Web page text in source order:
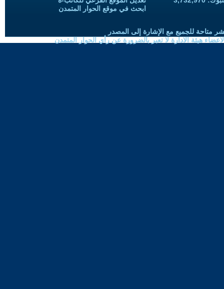
ابحث في موقع الحوار المتمدن
متاحة للجميع مع الإشارة إلى المصدر
هيئة الادارة لا تعبر بالضرورة عن رأي الحوار المتمدن